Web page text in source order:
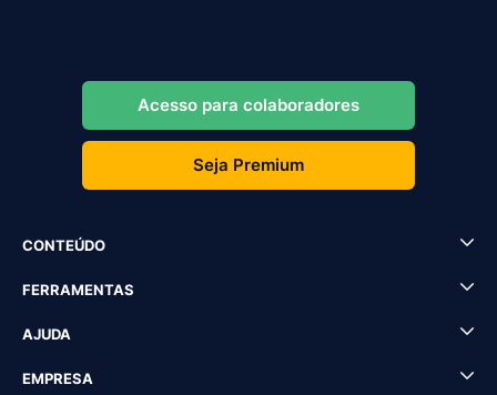
Acesso para colaboradores
Seja Premium
CONTEÚDO
FERRAMENTAS
AJUDA
EMPRESA